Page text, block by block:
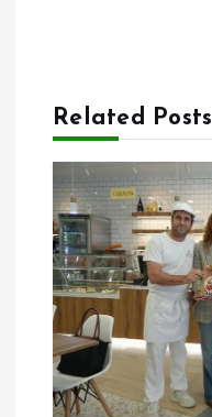
n
d
e
e
n
t
Related Posts